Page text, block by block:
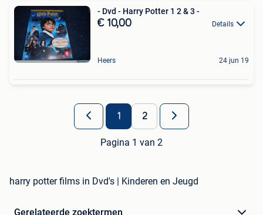
- Dvd - Harry Potter 1 2 & 3 -
€ 10,00 Details
Heers 24 jun 19
1 2
Pagina 1 van 2
harry potter films in Dvd's | Kinderen en Jeugd
Gerelateerde zoektermen